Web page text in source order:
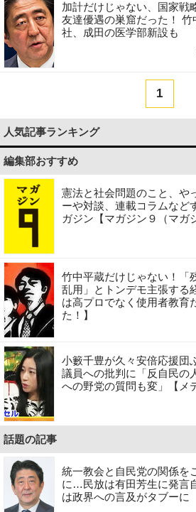
加計だけじゃない、国家戦
友達優遇の巣窟だった！ 竹
社、成田の医学部新設も
1
人気記事ランキング
編集部おすすめ
憲法と社会問題のこと、や
ーや対談、連載コラムなど
ガジン【マガジン９（マガ
竹中平蔵だけじゃない！「
乱用」とトンデモ主張する
は高プロでなく使用者教育
た！】
小籔千豊が久々安倍応援団
議員への批判に「反自民の
への野党の質問も変」【メ
話題の記事
統一教会と自民党の関係を
に…民放は有田芳生に発言
は政界への言及がタブーに